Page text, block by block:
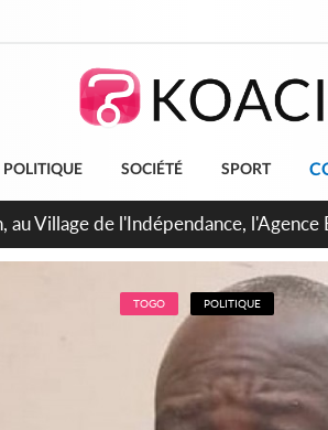
POLITIQUE SOCIÉTÉ SPORT
après la fronde, les agents
SMIG 2023
TOGO POLITIQUE